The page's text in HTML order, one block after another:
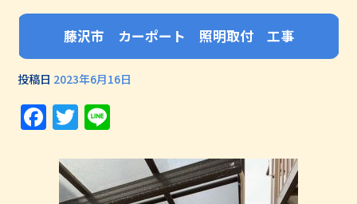
藤沢市 カーポート 照明取付 工事
投稿日 2023年6月16日
Facebook
Twitter